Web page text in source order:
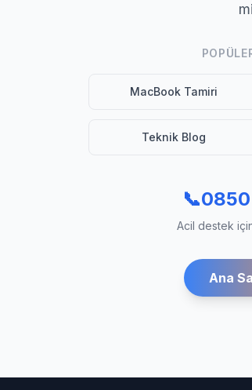
MacBook Tamiri
Teknik Blog
📞
Acil destek
Ana